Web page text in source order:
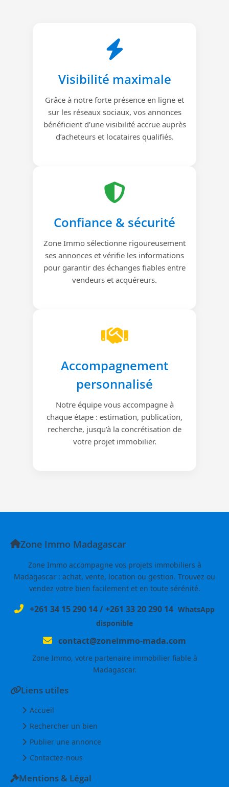
Visibilité maximale
Grâce à notre forte présence en ligne et
sur les réseaux sociaux, vos annonces
bénéficient d’une visibilité accrue auprès
d’acheteurs et locataires qualifiés.
Confiance & sécurité
Zone Immo sélectionne rigoureusement
ses annonces et vérifie les informations
pour garantir des échanges fiables entre
vendeurs et acquéreurs.
Accompagnement
personnalisé
Notre équipe vous accompagne à
chaque étape : estimation, publication,
recherche, jusqu’à la concrétisation de
votre projet immobilier.
Zone Immo Madagascar
Zone Immo accompagne vos projets immobiliers à
Madagascar : achat, vente, location ou gestion. Trouvez ou
vendez votre bien facilement et en toute sérénité.
+261 34 15 290 14/+261 33 20 290 14 WhatsApp
disponible
contact@zoneimmo-mada.com
Zone Immo, votre partenaire immobilier fiable à
Madagascar.
Liens utiles
Accueil
Rechercher un bien
Publier une annonce
Contactez-nous
Mentions & Légal